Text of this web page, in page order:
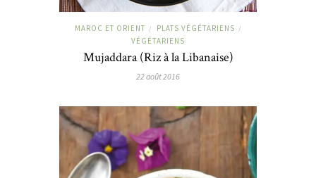
MAROC ET ORIENT / PLATS VÉGÉTARIENS /
VÉGÉTARIENS
Mujaddara (Riz à la Libanaise)
22 août 2016